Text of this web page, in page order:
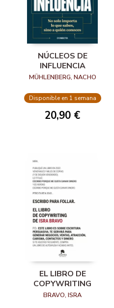
NÚCLEOS DE
INFLUENCIA
MÜHLENBERG, NACHO
Disponible en 1 semana
20,90 €
EL LIBRO DE
COPYWRITING
BRAVO, ISRA